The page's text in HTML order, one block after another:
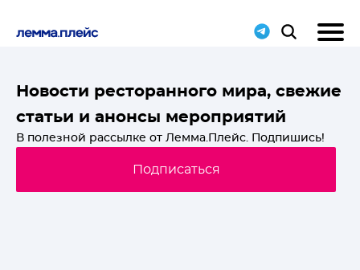
Новости ресторанного мира, свежие
статьи и анонсы мероприятий
В полезной рассылке от Лемма.Плейс. Подпишись!
Подписаться